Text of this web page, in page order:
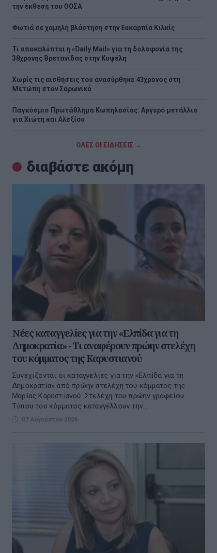
την έκθεση του ΟΟΣΑ
Φωτιά σε χαμηλή βλάστηση στην Ευκαρπία Κιλκίς
Τι αποκαλύπτει η «Daily Mail» για τη δολοφονία της
38χρονης Βρετανίδας στην Κυψέλη
Χωρίς τις αισθήσεις του ανασύρθηκε 43χρονος στη
Μετώπη στον Σαρωνικό
Παγκόσμιο Πρωτάθλημα Κωπηλασίας: Αργυρό μετάλλιο
για Χιώτη και Αλεξίου
ΟΛΕΣ ΟΙ ΕΙΔΗΣΕΙΣ →
διαβάστε ακόμη
Νέες καταγγελίες για την «Ελπίδα για τη
Δημοκρατία» - Τι αναφέρουν πρώην στελέχη
του κόμματος της Καρυστιανού
Συνεχίζονται οι καταγγελίες για την «Ελπίδα για τη
Δημοκρατία» από πρώην στελέχη του κόμματος της
Μαρίας Καρυστιανού. Στελέχη του πρώην γραφείου
Τύπου του κόμματος καταγγέλλουν την...
07 Αυγούστου 2026